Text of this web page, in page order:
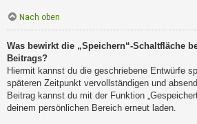
Nach oben
Was bewirkt die „Speichern“-Schaltfläche
Beitrags?
Hiermit kannst du die geschriebene Entwürfe
späteren Zeitpunkt vervollständigen und
Beitrag kannst du mit der Funktion
deinem persönlichen Bereich erneut laden.